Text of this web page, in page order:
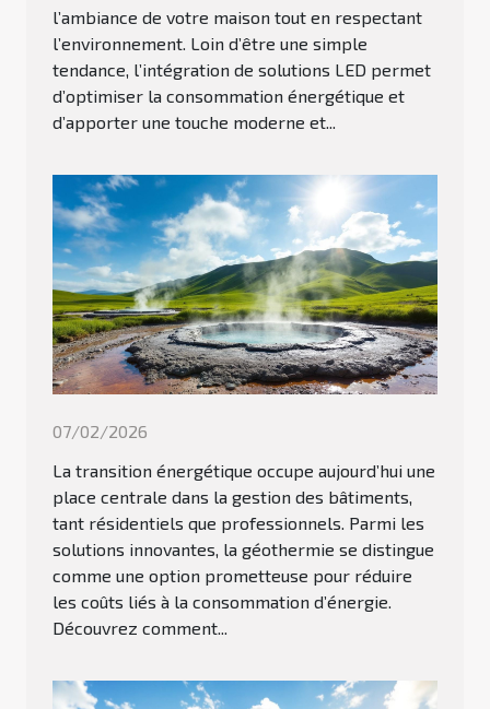
l’ambiance de votre maison tout en respectant
l’environnement. Loin d’être une simple
tendance, l’intégration de solutions LED permet
d’optimiser la consommation énergétique et
d’apporter une touche moderne et...
07/02/2026
La transition énergétique occupe aujourd’hui une
place centrale dans la gestion des bâtiments,
tant résidentiels que professionnels. Parmi les
solutions innovantes, la géothermie se distingue
comme une option prometteuse pour réduire
les coûts liés à la consommation d’énergie.
Découvrez comment...